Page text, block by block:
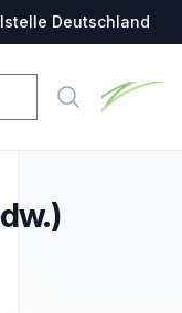
Deutschland
Suche